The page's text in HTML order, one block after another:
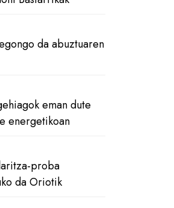
da abuztuaren
eman dute
energetikoan
proba
da Oriotik